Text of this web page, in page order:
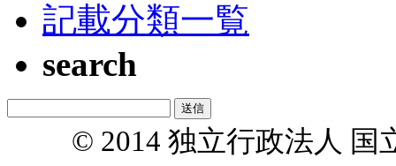
記載分類一覧
search
© 2014 独立行政法人 国